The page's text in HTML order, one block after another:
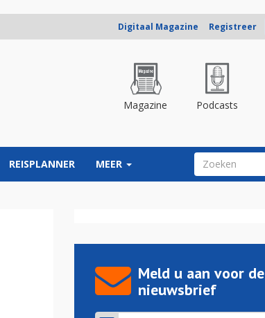
Digitaal Magazine Registreer
Magazine Podcasts
REISPLANNER MEER ZOEKVELD
Meld u aan voor de
nieuwsbrief